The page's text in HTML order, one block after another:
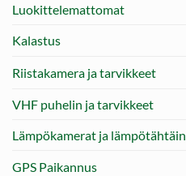
Luokittelemattomat
Kalastus
Riistakamera ja tarvikkeet
VHF puhelin ja tarvikkeet
Lämpökamerat ja lämpötähtäin
GPS Paikannus